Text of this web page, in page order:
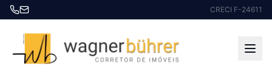
CRECI F-24611